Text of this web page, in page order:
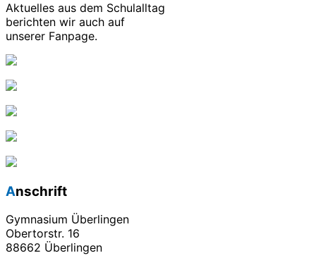
Aktuelles aus dem Schulalltag
berichten wir auch auf
unserer Fanpage.
Anschrift
Gymnasium Überlingen
Obertorstr. 16
88662 Überlingen